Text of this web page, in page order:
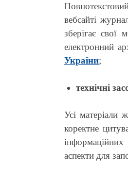
вебсайті
зберігає свої
електронний
України;
технічні
Усі матеріали
коректне
інформаційних
аспекти для